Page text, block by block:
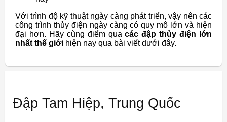
Với trình độ kỹ thuật ngày càng phát triển, vậy nên các
công trình thủy điện ngày càng có quy mô lớn và hiện
đại hơn. Hãy cùng điểm quacác đập thủy điện lớn
nhất thế giới hiện nay qua bài viết dưới đây.
Đập Tam Hiệp, Trung Quốc